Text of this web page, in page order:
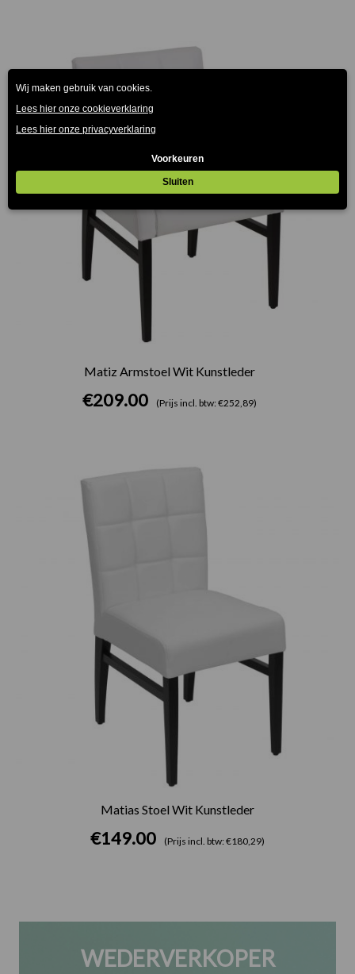
Matiz Armstoel Wit Kunstleder
€209.00 (Prijs incl. btw: €252,89)
Matias Stoel Wit Kunstleder
€149.00 (Prijs incl. btw: €180,29)
WEDERVERKOPER